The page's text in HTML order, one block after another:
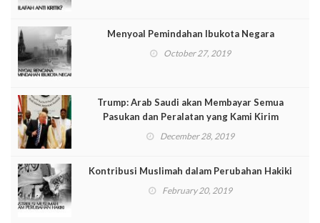
Menyoal Pemindahan Ibukota Negara
October 27, 2019
Trump: Arab Saudi akan Membayar Semua
Pasukan dan Peralatan yang Kami Kirim
December 28, 2019
Kontribusi Muslimah dalam Perubahan Hakiki
February 20, 2019